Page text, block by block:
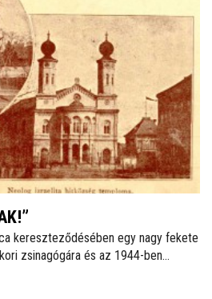
kereszteződésében egy nagy fekete
zsinagógára és az 1944-ben
az azt közvetlenül megelőző